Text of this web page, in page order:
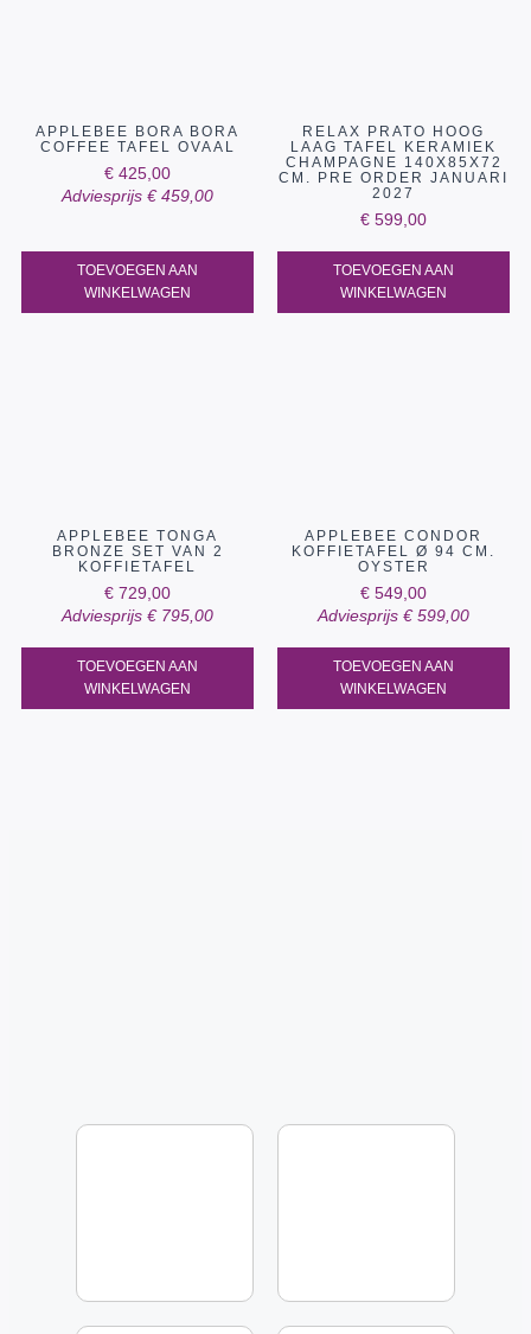
APPLEBEE BORA BORA
COFFEE TAFEL OVAAL
€ 425,00
Adviesprijs €459,00
TOEVOEGEN AAN
WINKELWAGEN
RELAX PRATO HOOG
LAAG TAFEL KERAMIEK
CHAMPAGNE 140X85X72
CM. PRE ORDER JANUARI
2027
€ 599,00
TOEVOEGEN AAN
WINKELWAGEN
APPLEBEE TONGA
BRONZE SET VAN 2
KOFFIETAFEL
€ 729,00
Adviesprijs €795,00
TOEVOEGEN AAN
WINKELWAGEN
APPLEBEE CONDOR
KOFFIETAFEL Ø 94 CM.
OYSTER
€ 549,00
Adviesprijs €599,00
TOEVOEGEN AAN
WINKELWAGEN